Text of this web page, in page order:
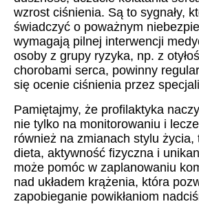
wzrost ciśnienia. Są to sygnały,
świadczyć o poważnym
wymagają pilnej interwencji
osoby z grupy ryzyka, np. z
chorobami serca, powinny
się ocenie ciśnienia przez
Pamiętajmy, że profilaktyka
nie tylko na monitorowaniu i
również na zmianach stylu życia,
dieta, aktywność fizyczna i
może pomóc w zaplanowaniu
nad układem krążenia, która
zapobieganie powikłaniom